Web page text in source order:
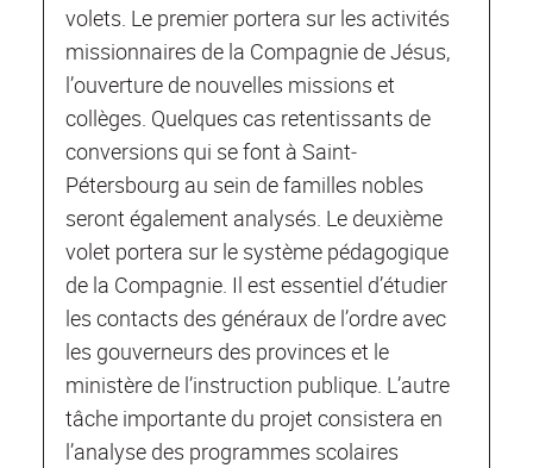
volets. Le premier portera sur les activités
missionnaires de la Compagnie de Jésus,
l’ouverture de nouvelles missions et
collèges. Quelques cas retentissants de
conversions qui se font à Saint‐
Pétersbourg au sein de familles nobles
seront également analysés. Le deuxième
volet portera sur le système pédagogique
de la Compagnie. Il est essentiel d’étudier
les contacts des généraux de l’ordre avec
les gouverneurs des provinces et le
ministère de l’instruction publique. L’autre
tâche importante du projet consistera en
l’analyse des programmes scolaires